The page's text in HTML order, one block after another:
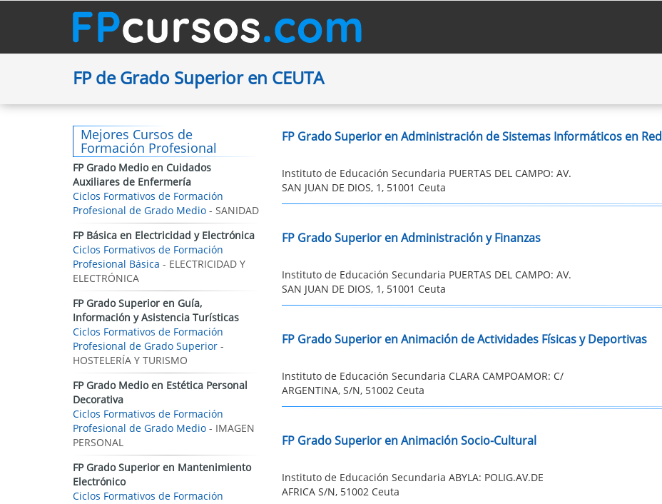
FP de Grado Superior en CEUTA
FP Grado Superior en Administración de Sistemas Informáticos en Red
Instituto de Educación Secundaria PUERTAS DEL CAMPO: AV.
SAN JUAN DE DIOS, 1, 51001 Ceuta
FP Grado Superior en Administración y Finanzas
Instituto de Educación Secundaria PUERTAS DEL CAMPO: AV.
SAN JUAN DE DIOS, 1, 51001 Ceuta
FP Grado Superior en Animación de Actividades Físicas y Deportivas
Instituto de Educación Secundaria CLARA CAMPOAMOR: C/
ARGENTINA, S/N, 51002 Ceuta
FP Grado Superior en Animación Socio-Cultural
Instituto de Educación Secundaria ABYLA: POLIG.AV.DE
AFRICA S/N, 51002 Ceuta
Mejores Cursos de
Formación Profesional
FP Grado Medio en Cuidados
Auxiliares de Enfermería
Ciclos Formativos de Formación
Profesional de Grado Medio - SANIDAD
FP Básica en Electricidad y Electrónica
Ciclos Formativos de Formación
Profesional Básica - ELECTRICIDAD Y
ELECTRÓNICA
FP Grado Superior en Guía,
Información y Asistencia Turísticas
Ciclos Formativos de Formación
Profesional de Grado Superior -
HOSTELERÍA Y TURISMO
FP Grado Medio en Estética Personal
Decorativa
Ciclos Formativos de Formación
Profesional de Grado Medio - IMAGEN
PERSONAL
FP Grado Superior en Mantenimiento
Electrónico
Ciclos Formativos de Formación